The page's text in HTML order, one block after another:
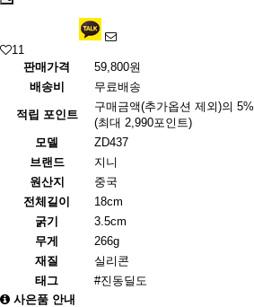
11
판매가격
59,800원
배송비
무료배송
적립 포인트
구매금액(추가옵션 제외)의 5%
(최대 2,990포인트)
모델
ZD437
브랜드
지니
원산지
중국
전체길이
18cm
굵기
3.5cm
무게
266g
재질
실리콘
태그
#진동딜도
사은품 안내